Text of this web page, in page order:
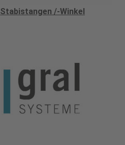
Stabistangen /-Winkel